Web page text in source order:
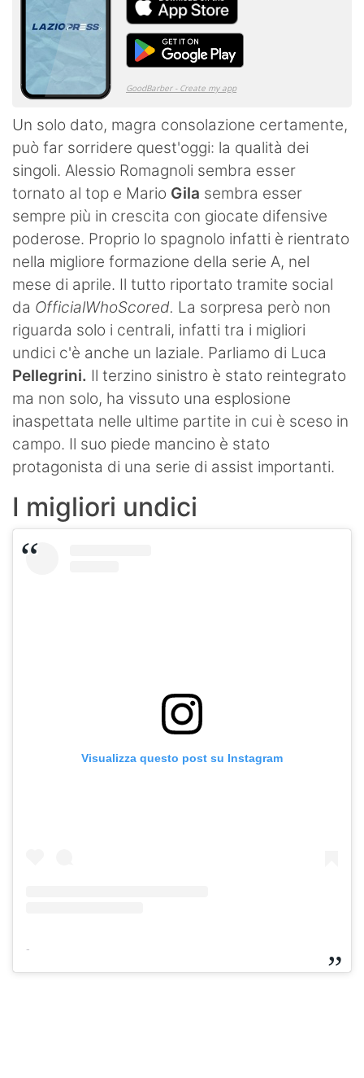
Un solo dato, magra consolazione certamente,
può far sorridere quest'oggi: la qualità dei
singoli. Alessio Romagnoli sembra esser
tornato al top e Mario Gila sembra esser
sempre più in crescita con giocate difensive
poderose. Proprio lo spagnolo infatti è rientrato
nella migliore formazione della serie A, nel
mese di aprile. Il tutto riportato tramite social
da OfficialWhoScored. La sorpresa però non
riguarda solo i centrali, infatti tra i migliori
undici c'è anche un laziale. Parliamo di Luca
Pellegrini. Il terzino sinistro è stato reintegrato
ma non solo, ha vissuto una esplosione
inaspettata nelle ultime partite in cui è sceso in
campo. Il suo piede mancino è stato
protagonista di una serie di assist importanti.
I migliori undici
Visualizza questo post su Instagram
-